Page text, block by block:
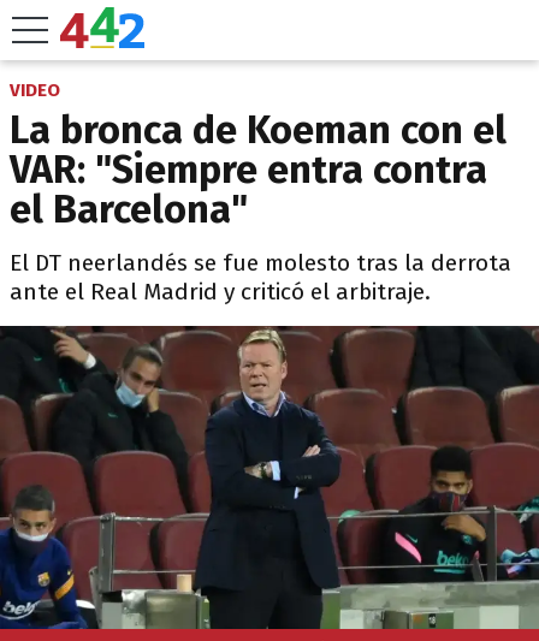
VIDEO
La bronca de Koeman con el
VAR: "Siempre entra contra
el Barcelona"
El DT neerlandés se fue molesto tras la derrota
ante el Real Madrid y criticó el arbitraje.